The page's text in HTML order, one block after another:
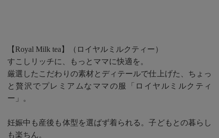
【Royal Milk tea】（ロイヤルミルクティー）
すこしリッチに、もっとママに快適を。
厳選したこだわりの素材とディテールで仕上げた、ちょっ
と贅沢でプレミアムなママの服「ロイヤルミルクティ
ー」。
妊娠中も産後も体型を選ばず着られる。子どもとの暮らし
も楽ちん。